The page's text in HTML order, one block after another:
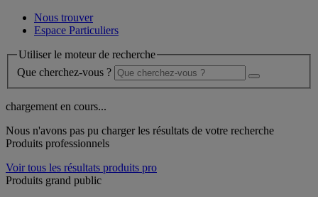
Nous trouver
Espace Particuliers
Utiliser le moteur de recherche
Que cherchez-vous ?
chargement en cours...
Nous n'avons pas pu charger les résultats de votre recherche
Produits professionnels
Voir tous les résultats produits pro
Produits grand public